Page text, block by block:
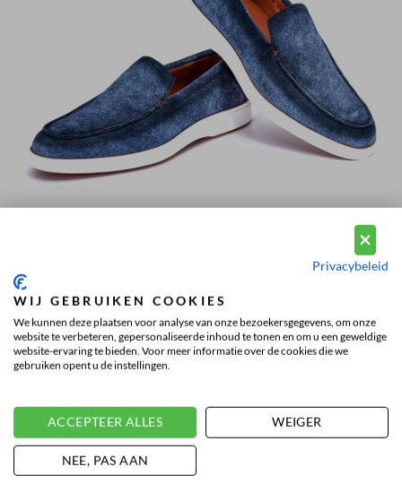
サントーニローファーの革
サントーニのローファーは、最終的
に履くことができるまでに、集中的
で長期的な手作業のプロセスを経ま
す。サントーニのスリッポンに使用
ます。ピンクの子牛は高いアルプス
の草原で自由に草を食べています。
昼夜の温度差がかなりあるため、こ
Privacybeleid
WIJ GEBRUIKEN COOKIES
We kunnen deze plaatsen voor analyse van onze bezoekersgegevens, om onze
website te verbeteren, gepersonaliseerde inhoud te tonen en om u een geweldige
website-ervaring te bieden. Voor meer informatie over de cookies die we
gebruiken opent u de instellingen.
ACCEPTEER ALLES WEIGER
NEE, PAS AAN